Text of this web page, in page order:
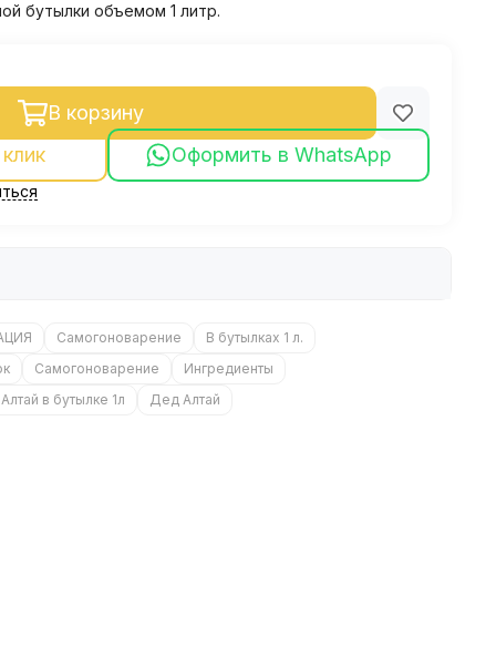
бутылки объемом 1 литр.
В корзину
Оформить в WhatsApp
Самогоноварение
В бутылках 1 л.
Самогоноварение
Ингредиенты
в бутылке 1л Дед Алтай